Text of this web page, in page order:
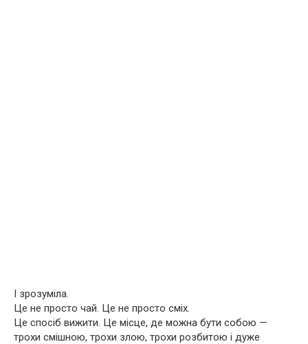
І зрозуміла.
Це не просто чай. Це не просто сміх.
Це спосіб вижити. Це місце, де можна бути собою —
трохи смішною, трохи злою, трохи розбитою і дуже